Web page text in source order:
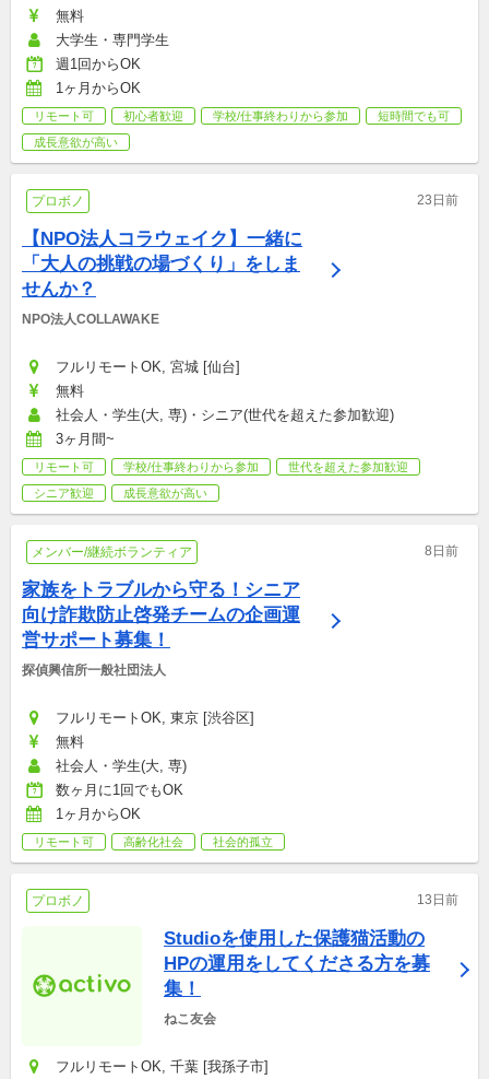
無料
大学生・専門学生
週1回からOK
1ヶ月からOK
リモート可 初心者歓迎 学校/仕事終わりから参加
短時間でも可
成長意欲が高い
プロボノ 23日前
【NPO法人コラウェイク】一緒に
「大人の挑戦の場づくり」をしま
せんか？
NPO法人COLLAWAKE
フルリモートOK, 宮城 [仙台]
無料
社会人・学生(大, 専)・シニア(世代を超えた参加歓迎)
3ヶ月間~
リモート可 学校/仕事終わりから参加
世代を超えた参加歓迎
シニア歓迎
成長意欲が高い
メンバー/継続ボランティア 8日前
家族をトラブルから守る！シニア
向け詐欺防止啓発チームの企画運
営サポート募集！
探偵興信所一般社団法人
フルリモートOK, 東京 [渋谷区]
無料
社会人・学生(大, 専)
数ヶ月に1回でもOK
1ヶ月からOK
リモート可 高齢化社会 社会的孤立
プロボノ 13日前
Studioを使用した保護猫活動の
HPの運用をしてくださる方を募
集！
ねこ友会
フルリモートOK, 千葉 [我孫子市]